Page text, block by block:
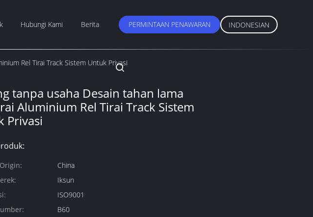
Hubungi Kami Berita PERMINTAAN PENAWARAN INDONESIAN
Rel Tirai Track Sistem Untuk Privasi
tanpa usaha Desain tahan lama
Aluminium Rel Tirai Track Sistem
Privasi
China
Iksun
ISO9001
B60